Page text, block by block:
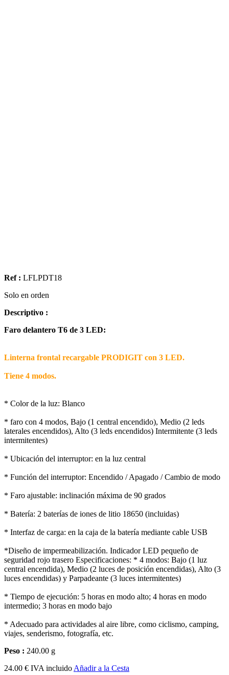
Ref : LFLPDT18
Solo en orden
Descriptivo :
Faro delantero T6 de 3 LED:
Linterna frontal recargable PRODIGIT con 3 LED.
Tiene 4 modos.
* Color de la luz: Blanco
* faro con 4 modos, Bajo (1 central encendido), Medio (2 leds
laterales encendidos), Alto (3 leds encendidos) Intermitente (3 leds
intermitentes)
* Ubicación del interruptor: en la luz central
* Función del interruptor: Encendido / Apagado / Cambio de modo
* Faro ajustable: inclinación máxima de 90 grados
* Batería: 2 baterías de iones de litio 18650 (incluidas)
* Interfaz de carga: en la caja de la batería mediante cable USB
*Diseño de impermeabilización. Indicador LED pequeño de
seguridad rojo trasero Especificaciones: * 4 modos: Bajo (1 luz
central encendida), Medio (2 luces de posición encendidas), Alto (3
luces encendidas) y Parpadeante (3 luces intermitentes)
* Tiempo de ejecución: 5 horas en modo alto; 4 horas en modo
intermedio; 3 horas en modo bajo
* Adecuado para actividades al aire libre, como ciclismo, camping,
viajes, senderismo, fotografía, etc.
Peso : 240.00 g
24.00 € IVA incluido Añadir a la Cesta